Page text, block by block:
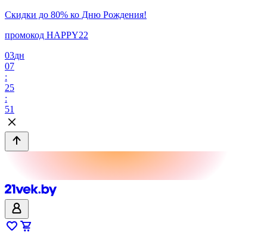
Скидки до 80% ко Дню Рождения!
промокод HAPPY22
03дн
07
:
25
:
51